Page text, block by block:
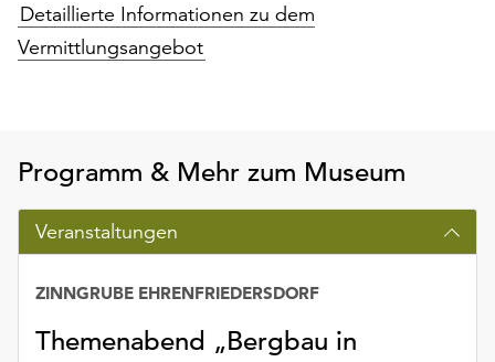
Weitere
Informationen
Datenschutzerklärung
oder
dem
Impressum
Detaillierte Informationen zu dem
Vermittlungsangebot
Programm & Mehr zum Museum
Veranstaltungen
Themenabend „Bergbau in
ZINNGRUBE EHRENFRIEDERSDORF